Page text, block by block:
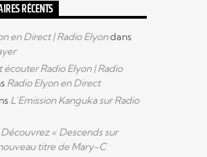
RÉCENTS
en Direct | Radio Elyondans
Radio Elyon | Radio
Radio Elyon en Direct
L’Emission Kanguka sur Radio
Découvrez « Descends sur
titre de Mary-C